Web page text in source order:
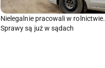
Nielegalnie pracowali w rolnictwie.
Sprawy są już w sądach